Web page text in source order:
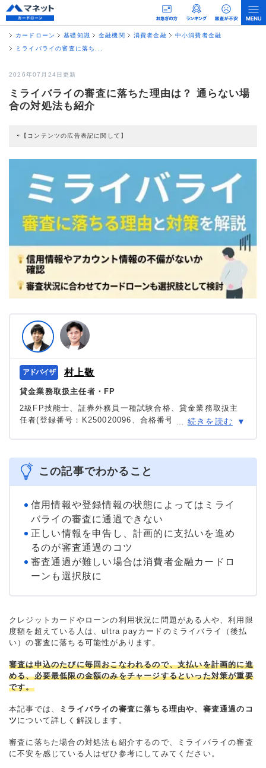
カードローン 基礎知識 金融機関 消費者金融
中小消費者金融
ミライバライの審査に落ち...
2026年07月24日更新
ミライバライの審査に落ちた理由は？ 通らない場
合の対処法も紹介
【コンテンツの広告表記に関して】
だし、特定の商品を根拠なくPRするものではなく、当編集部の調査／ユーザー
への口コミ収集などに基づき、公平性を担保した情報提供を行っています。
>提携企業一覧
村上敬
貸金業務取扱主任者・FP
2級FP技能士、証券外務員一種試験合格、貸金業務取扱主
任者(登録番号：K250020096、合格番号：第F241000177
ン、FX、不動産、保険など、多くの金融領域における情報
メディアの編集・監修に携わり、実績は計2000本以上。ロ
ーン利用者へのインタビューなども多数実施し、専門知識
＞＞公式ページ
続きを読む
この記事でわかること
信用情報や登録情報の状態によってはミライ
バライの審査に通過できない
正しい情報を申告し、計画的に支払いを進め
るのが審査通過のコツ
審査通過が難しい場合は消費者金融カードロ
ーンも選択肢に
クレジットカードやローンの利用状況に問題がある人や、利用限
度額を超えている人は、ultra payカードのミライバライ（後払
い）の審査に落ちる可能性があります。
審査は申込のたびに毎回おこなわれるので、支払いを計画的に進
める、必要最低限の金額のみをチャージするといった対策が重要
です。
本記事では、
ミライバライの審査に落ちる理由や、審査通過のコ
ツ について詳しく解説します。
審査に落ちた場合の対処法も紹介するので、ミライバライの審査
に不安を感じている人はぜひ参考にしてみてください。